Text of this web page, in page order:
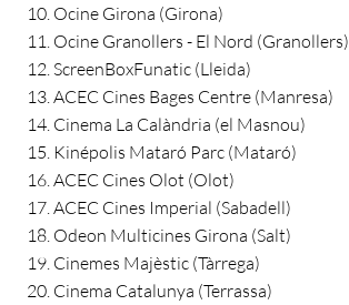
Ocine Girona (Girona)
Ocine Granollers - El Nord (Granollers)
ScreenBoxFunatic (Lleida)
ACEC Cines Bages Centre (Manresa)
Cinema La Calàndria (el Masnou)
Kinépolis Mataró Parc (Mataró)
ACEC Cines Olot (Olot)
ACEC Cines Imperial (Sabadell)
Odeon Multicines Girona (Salt)
Cinemes Majèstic (Tàrrega)
Cinema Catalunya (Terrassa)